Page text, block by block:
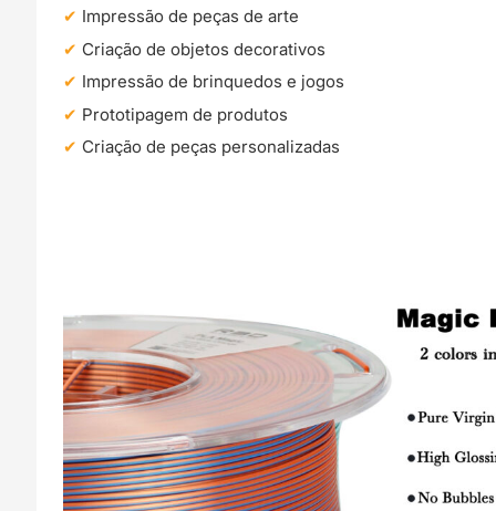
Impressão de peças de arte
Criação de objetos decorativos
Impressão de brinquedos e jogos
Prototipagem de produtos
Criação de peças personalizadas